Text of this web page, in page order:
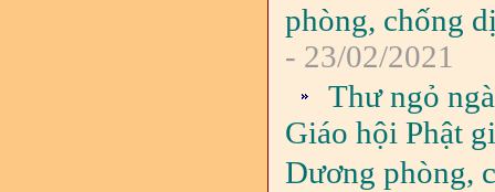
phòng, chống
- 23/02/2021
Thư ngỏ
Giáo hội Phật
Dương phòng,